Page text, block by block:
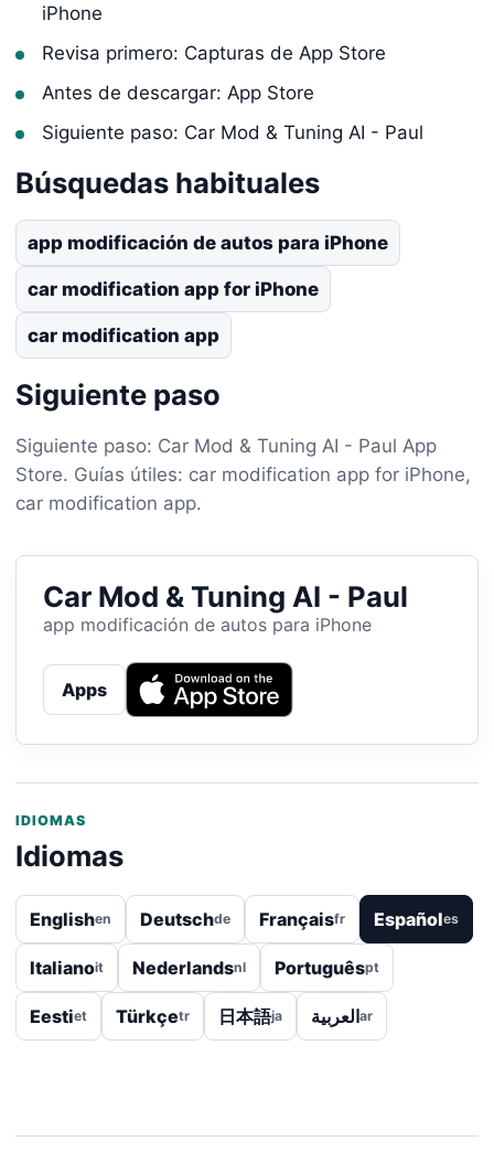
iPhone
Revisa primero: Capturas de App Store
Antes de descargar: App Store
Siguiente paso: Car Mod & Tuning AI - Paul
Búsquedas habituales
app modificación de autos para iPhone
car modification app for iPhone
car modification app
Siguiente paso
Siguiente paso: Car Mod & Tuning AI - Paul App
Store. Guías útiles: car modification app for iPhone,
car modification app.
Car Mod & Tuning AI - Paul
app modificación de autos para iPhone
Apps
IDIOMAS
Idiomas
Englishen Deutschde Françaisfr Españoles
Italianoit Nederlandsnl Portuguêspt
Eestiet Türkçetr 日本語ja العربيةar